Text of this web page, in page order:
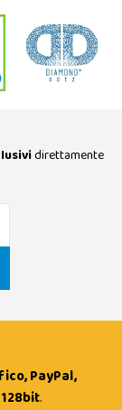
direttamente
PayPal,
.